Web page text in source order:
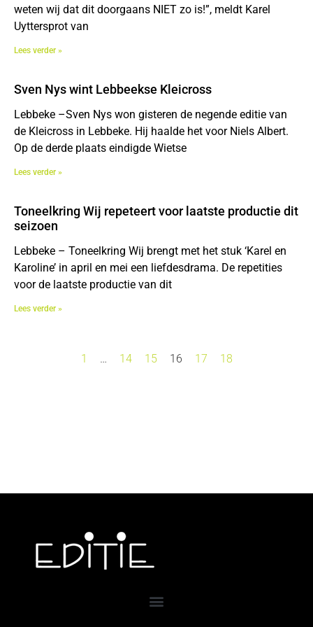
weten wij dat dit doorgaans NIET zo is!”, meldt Karel
Uyttersprot van
Lees verder »
Sven Nys wint Lebbeekse Kleicross
Lebbeke –Sven Nys won gisteren de negende editie van
de Kleicross in Lebbeke. Hij haalde het voor Niels Albert.
Op de derde plaats eindigde Wietse
Lees verder »
Toneelkring Wij repeteert voor laatste productie dit
seizoen
Lebbeke – Toneelkring Wij brengt met het stuk ‘Karel en
Karoline’ in april en mei een liefdesdrama. De repetities
voor de laatste productie van dit
Lees verder »
1 … 14 15 16 17 18